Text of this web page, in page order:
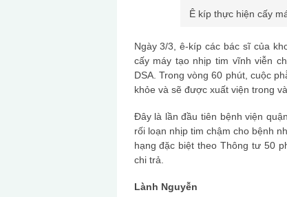
Ê kíp thực hiện cấy
Ngày 3/3, ê-kíp các bác sĩ của
cấy máy tạo nhịp tim vĩnh viễn
DSA. Trong vòng 60 phút, cuộc
khỏe và sẽ được xuất viện trong
Đây là lần đầu tiên bệnh viện
rối loạn nhịp tim chậm cho bệnh
hạng đặc biệt theo Thông tư 50
chi trả.
Lành Nguyễn